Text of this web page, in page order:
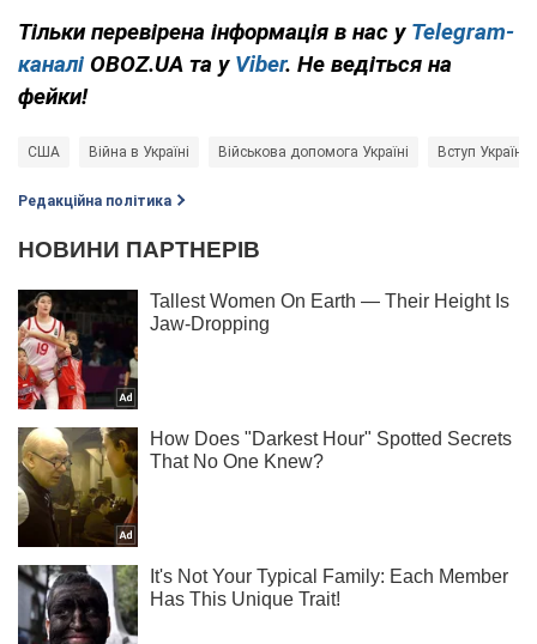
Тільки перевірена інформація в нас у Telegram-
каналі OBOZ.UA та у Viber. Не ведіться на
фейки!
США Війна в Україні Військова допомога Україні Вступ
Редакційна політика